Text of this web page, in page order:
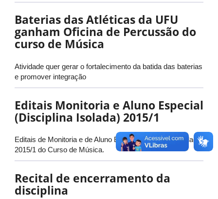
Baterias das Atléticas da UFU
ganham Oficina de Percussão do
curso de Música
Atividade quer gerar o fortalecimento da batida das baterias
e promover integração
Editais Monitoria e Aluno Especial
(Disciplina Isolada) 2015/1
Editais de Monitoria e de Aluno Especial (Disciplina Isolada)
2015/1 do Curso de Música.
Recital de encerramento da
disciplina